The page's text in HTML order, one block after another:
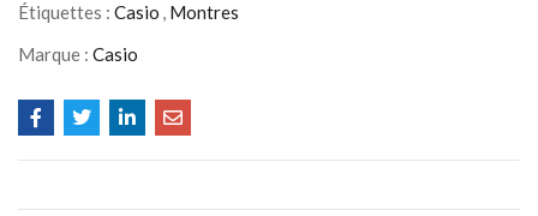
Étiquettes : Casio , Montres
Marque : Casio